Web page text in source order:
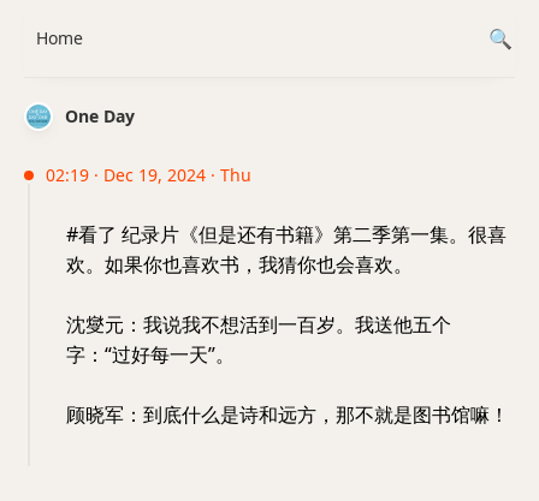
One Day
02:19 · Dec 19, 2024 · Thu
#看了 纪录片《但是还有书籍》第二季第一集。很喜
欢。如果你也喜欢书，我猜你也会喜欢。
沈燮元：我说我不想活到一百岁。我送他五个
字：“过好每一天”。
顾晓军：到底什么是诗和远方，那不就是图书馆嘛！
Home